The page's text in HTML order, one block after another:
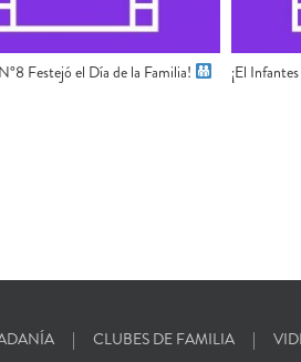
Festejó el Día de la Familia! ¡El
CLUBES DE FAMILIA